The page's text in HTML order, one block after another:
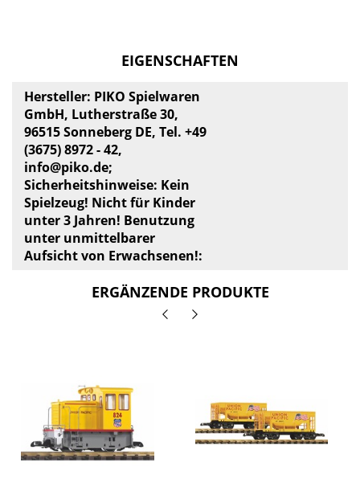
EIGENSCHAFTEN
Hersteller: PIKO Spielwaren
GmbH, Lutherstraße 30,
96515 Sonneberg DE, Tel. +49
(3675) 8972 - 42,
info@piko.de;
Sicherheitshinweise: Kein
Spielzeug! Nicht für Kinder
unter 3 Jahren! Benutzung
unter unmittelbarer
Aufsicht von Erwachsenen!:
ERGÄNZENDE PRODUKTE